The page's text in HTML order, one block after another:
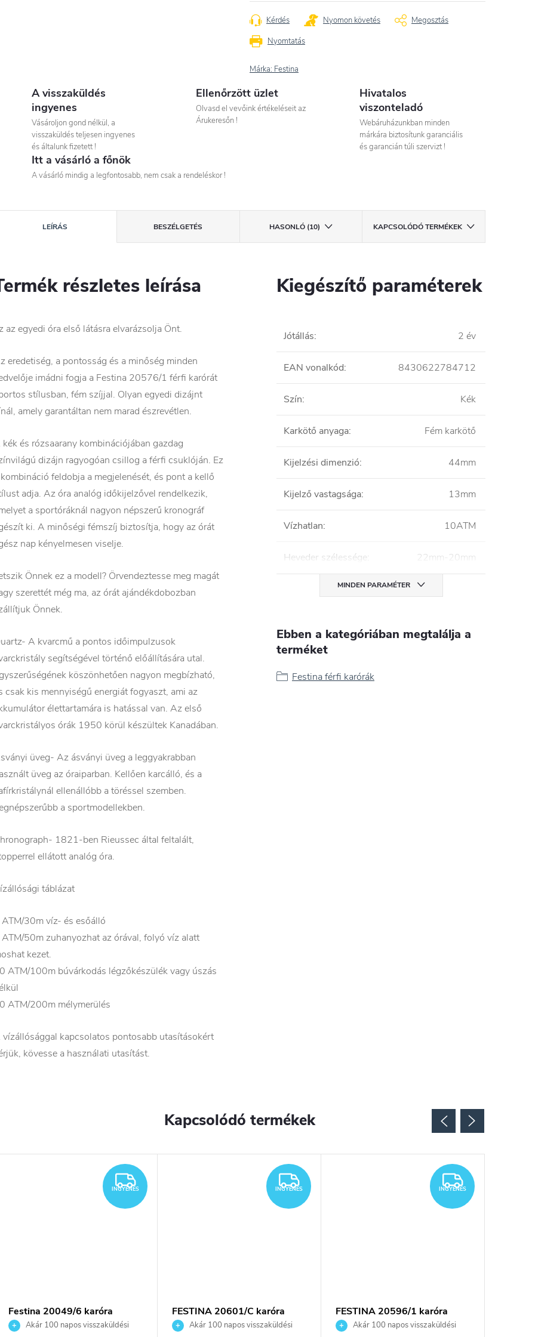
Nyomtatás
Kérdés Nyomon követés Megosztás
Márka: Festina
A visszaküldés
ingyenes
Vásároljon gond nélkül, a
visszaküldés teljesen ingyenes
és általunk fizetett !
Ellenőrzött üzlet
Olvasd el vevőink értékeléseit az
Árukeresőn !
Hivatalos
viszonteladó
Webáruházunkban minden
márkára biztosítunk garanciális
és garancián túli szervizt !
Itt a vásárló a főnök
A vásárló mindig a legfontosabb, nem csak a rendeléskor !
LEÍRÁS BESZÉLGETÉS HASONLÓ (10) KAPCSOLÓDÓ TERMÉKEK
részletes leírása
az egyedi óra első látásra elvarázsolja Önt.
eredetiség, a pontosság és a minőség minden
imádni fogja a Festina 20576/1 férfi karórát
stílusban, fém szíjjal. Olyan egyedi dizájnt
amely garantáltan nem marad észrevétlen.
és rózsaarany kombinációjában gazdag
dizájn ragyogóan csillog a férfi csuklóján. Ez
feldobja a megjelenését, és pont a kellő
adja. Az óra analóg időkijelzővel rendelkezik,
a sportóráknál nagyon népszerű kronográf
ki. A minőségi fémszíj biztosítja, hogy az órát
nap kényelmesen viselje.
Önnek ez a modell? Örvendeztesse meg magát
szerettét még ma, az órát ajándékdobozban
Önnek.
A kvarcmű a pontos időimpulzusok
segítségével történő előállítására utal.
köszönhetően nagyon megbízható,
csak kis mennyiségű energiát fogyaszt, ami az
élettartamára is hatással van. Az első
órák 1950 körül készültek Kanadában.
üveg- Az ásványi üveg a leggyakrabban
üveg az óraiparban. Kellően karcálló, és a
ellenállóbb a töréssel szemben.
a sportmodellekben.
1821-ben Rieussec által feltalált,
ellátott analóg óra.
táblázat
30m víz- és esőálló
50m zuhanyozhat az órával, folyó víz alatt
kezet.
ATM/100m búvárkodás légzőkészülék vagy úszás
ATM/200m mélymerülés
vízállósággal kapcsolatos pontosabb utasításokért
kövesse a használati utasítást.
Kiegészítő paraméterek
Jótállás: 2 év
EAN vonalkód: 8430622784712
Szín: Kék
Karkötő anyaga: Fém karkötő
Kijelzési dimenzió: 44mm
Kijelző vastagsága: 13mm
Vízhatlan: 10ATM
Heveder szélessége: 22mm-20mm
MINDEN PARAMÉTER
Ebben a kategóriában megtalálja a
terméket
Festina férfi karórák
Kapcsolódó termékek
INGYENES
INGYENES
Festina 20049/6 karóra
Akár 100 napos visszaküldési
INGYENES
INGYENES
FESTINA 20601/C karóra
Akár 100 napos visszaküldési
INGYENES
INGYENES
FESTINA 20596/1 karóra
Akár 100 napos visszaküldési